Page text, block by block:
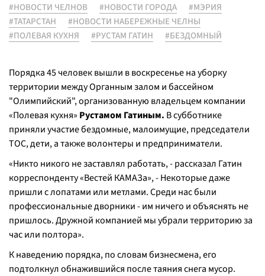
#НОВОСТИ ЧЕЛНОВ
#НОВОСТИ ГОРОДА
#МЭРИЯ
#ТАТАРСТАН
#НОВОСТИ НАБЕРЕЖНЫЕ ЧЕЛНЫ
#ПОЛЕВАЯ КУХНЯ
#РУСТАМ ГАТИН #БЕЗДОМНЫЙ
Порядка 45 человек вышли в воскресенье на уборку
территории между Органным залом и бассейном
"Олимпийский", организованную владельцем компании
«Полевая кухня» Рустамом Гатиным. В субботнике
приняли участие бездомные, малоимущие, председатели
ТОС, дети, а также волонтеры и предприниматели.
«Никто никого не заставлял работать, -рассказал Гатин
корреспонденту «Вестей КАМАЗа», -Некоторые даже
пришли с лопатами или метлами. Среди нас были
профессиональные дворники - им ничего и объяснять не
пришлось. Дружной компанией мы убрали территорию за
час или полтора».
К наведению порядка, по словам бизнесмена, его
подтолкнул обнажившийся после таяния снега мусор.